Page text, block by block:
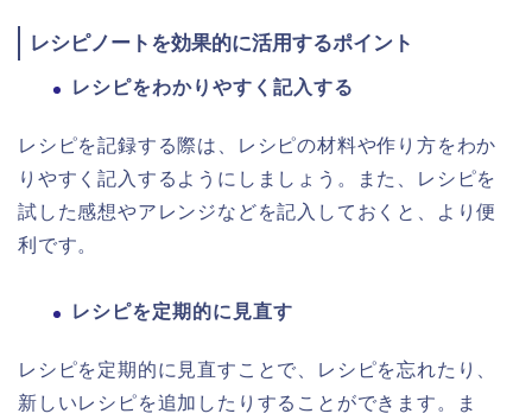
レシピノートを効果的に活用するポイント
レシピをわかりやすく記入する
レシピを記録する際は、レシピの材料や作り方をわか
りやすく記入するようにしましょう。また、レシピを
試した感想やアレンジなどを記入しておくと、より便
利です。
レシピを定期的に見直す
レシピを定期的に見直すことで、レシピを忘れたり、
新しいレシピを追加したりすることができます。ま